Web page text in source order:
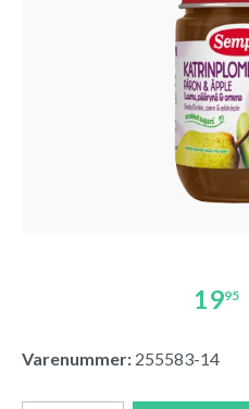
1995
Varenummer: 255583-14